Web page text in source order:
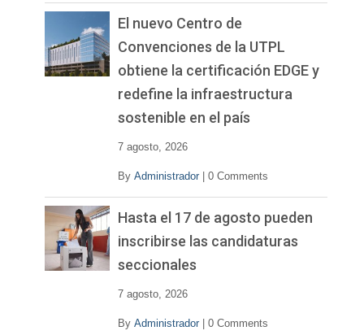
El nuevo Centro de
Convenciones de la UTPL
obtiene la certificación EDGE y
redefine la infraestructura
sostenible en el país
7 agosto, 2026
By Administrador 0 Comments
Hasta el 17 de agosto pueden
inscribirse las candidaturas
seccionales
7 agosto, 2026
By Administrador 0 Comments